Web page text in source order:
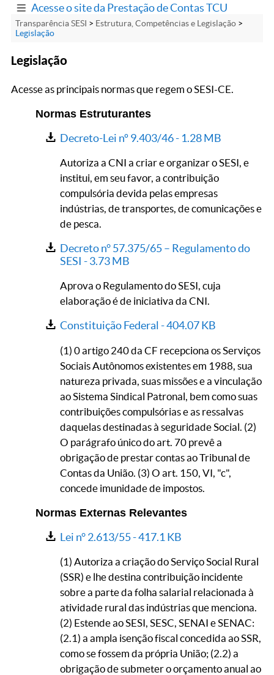
Acesse o site da Prestação de Contas TCU
Transparência SESI > Estrutura, Competências e Legislação >
Legislação
Legislação
Acesse as principais normas que regem o SESI-CE.
Normas Estruturantes
Decreto-Lei nº 9.403/46 - 1.28 MB
Autoriza a CNI a criar e organizar o SESI, e
institui, em seu favor, a contribuição
compulsória devida pelas empresas
indústrias, de transportes, de comunicações e
de pesca.
Decreto n° 57.375/65 – Regulamento do
SESI -3.73 MB
Aprova o Regulamento do SESI, cuja
elaboração é de iniciativa da CNI.
Constituição Federal -404.07 KB
(1) 0 artigo 240 da CF recepciona os Serviços
Sociais Autônomos existentes em 1988, sua
natureza privada, suas missões e a vinculação
ao Sistema Sindical Patronal, bem como suas
contribuições compulsórias e as ressalvas
daquelas destinadas à seguridade Social. (2)
O parágrafo único do art. 70 prevê a
obrigação de prestar contas ao Tribunal de
Contas da União. (3) O art. 150, VI, "c",
concede imunidade de impostos.
Normas Externas Relevantes
Lei n° 2.613/55 -417.1 KB
(1) Autoriza a criação do Serviço Social Rural
(SSR) e lhe destina contribuição incidente
sobre a parte da folha salarial relacionada à
atividade rural das indústrias que menciona.
(2) Estende ao SESI, SESC, SENAI e SENAC:
(2.1) a ampla isenção fiscal concedida ao SSR,
como se fossem da própria União; (2.2) a
obrigação de submeter o orçamento anual ao